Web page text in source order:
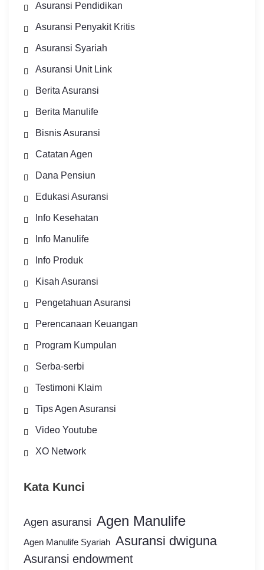
Asuransi Pendidikan
Asuransi Penyakit Kritis
Asuransi Syariah
Asuransi Unit Link
Berita Asuransi
Berita Manulife
Bisnis Asuransi
Catatan Agen
Dana Pensiun
Edukasi Asuransi
Info Kesehatan
Info Manulife
Info Produk
Kisah Asuransi
Pengetahuan Asuransi
Perencanaan Keuangan
Program Kumpulan
Serba-serbi
Testimoni Klaim
Tips Agen Asuransi
Video Youtube
XO Network
Kata Kunci
Agen asuransi Agen Manulife
Agen Manulife Syariah Asuransi dwiguna
Asuransi endowment